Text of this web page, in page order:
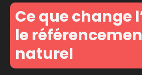
Ce que change
le
naturel